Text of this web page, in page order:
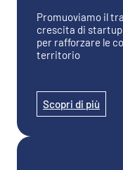
Promuoviamo il
crescita di startup
per rafforzare le
territorio
Scopri di più